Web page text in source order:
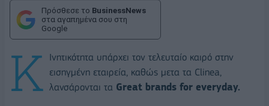
Πρόσθεσε το BusinessNews
στα αγαπημένα σου στη
Google
K Ινητικότητα υπάρχει τον τελευταίο καιρό στην
εισηγμένη εταιρεία, καθώς μετα τα Clinea,
λανσάρονται τα Great brands for everyday.